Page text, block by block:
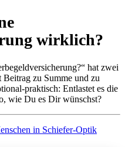
wirklich?
hat zwei
zu Summe und zu
praktisch: Entlastet es die
wie Du es Dir wünschst?